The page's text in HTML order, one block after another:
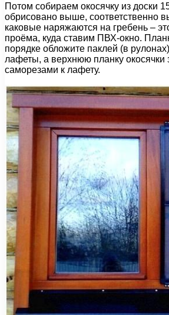
Потом собираем окосячку из доски
обрисовано выше, соответственно
каковые наряжаются на гребень –
проёма, куда ставим ПВХ-окно.
порядке обложите паклей (в
лафеты, а верхнюю планку окосячки
саморезами к лафету.